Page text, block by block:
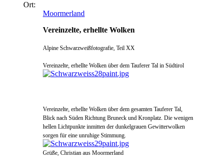
Ort:
Moormerland
Vereinzelte, erhellte Wolken
Alpine Schwarzweißfotografie, Teil XX
Vereinzelte, erhellte Wolken über dem Tauferer Tal in Südtirol
Vereinzelte, erhellte Wolken über dem gesamten Tauferer Tal,
Blick nach Süden Richtung Bruneck und Kronplatz. Die wenigen
hellen Lichtpunkte inmitten der dunkelgrauen Gewitterwolken
sorgen für eine unruhige Stimmung.
Grüße, Christian aus Moormerland